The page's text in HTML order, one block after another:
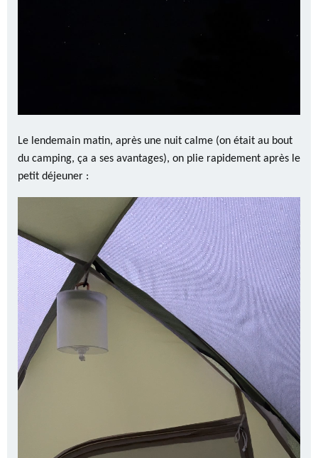
Le lendemain matin, après une nuit calme (on était au bout
du camping, ça a ses avantages), on plie rapidement après le
petit déjeuner :